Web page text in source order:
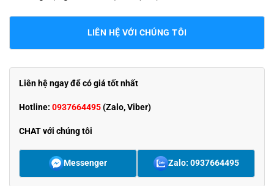
LIÊN HỆ VỚI CHÚNG TÔI
Liên hệ ngay để có giá tốt nhất
Hotline: 0937664495(Zalo, Viber)
CHAT với chúng tôi
Messenger Zalo: 0937664495